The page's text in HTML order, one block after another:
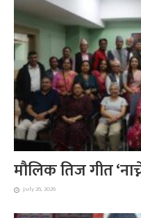
मौलिक तिज गीत
July 26, 2026